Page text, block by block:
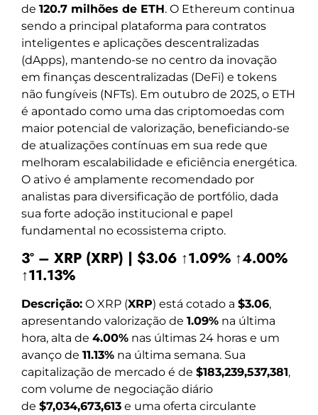
de 120.7 milhões de ETH. O Ethereum continua
sendo a principal plataforma para contratos
inteligentes e aplicações descentralizadas
(dApps), mantendo-se no centro da inovação
em finanças descentralizadas (DeFi) e tokens
não fungíveis (NFTs). Em outubro de 2025, o ETH
é apontado como uma das criptomoedas com
maior potencial de valorização, beneficiando-se
de atualizações contínuas em sua rede que
melhoram escalabilidade e eficiência energética.
O ativo é amplamente recomendado por
analistas para diversificação de portfólio, dada
sua forte adoção institucional e papel
fundamental no ecossistema cripto.
3º – XRP (XRP) | $3.06 ↑1.09% ↑4.00%
↑11.13%
Descrição: O XRP (XRP) está cotado a $3.06,
apresentando valorização de 1.09% na última
hora, alta de 4.00% nas últimas 24 horas e um
avanço de 11.13% na última semana. Sua
capitalização de mercado é de $183,239,537,381,
com volume de negociação diário
de $7,034,673,613 e uma oferta circulante